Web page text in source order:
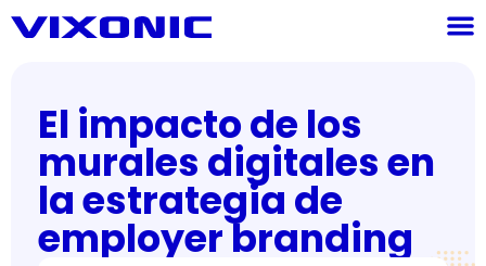
El impacto de los
murales digitales en
la estrategia de
employer branding